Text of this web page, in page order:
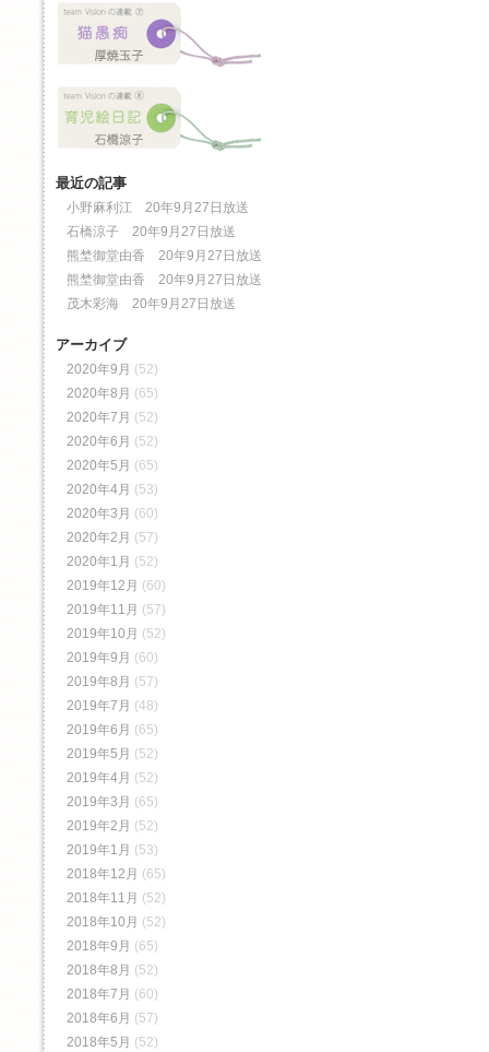
最近の記事
小野麻利江 20年9月27日放送
石橋涼子 20年9月27日放送
熊埜御堂由香 20年9月27日放送
熊埜御堂由香 20年9月27日放送
茂木彩海 20年9月27日放送
アーカイブ
2020年9月 (52)
2020年8月 (65)
2020年7月 (52)
2020年6月 (52)
2020年5月 (65)
2020年4月 (53)
2020年3月 (60)
2020年2月 (57)
2020年1月 (52)
2019年12月 (60)
2019年11月 (57)
2019年10月 (52)
2019年9月 (60)
2019年8月 (57)
2019年7月 (48)
2019年6月 (65)
2019年5月 (52)
2019年4月 (52)
2019年3月 (65)
2019年2月 (52)
2019年1月 (53)
2018年12月 (65)
2018年11月 (52)
2018年10月 (52)
2018年9月 (65)
2018年8月 (52)
2018年7月 (60)
2018年6月 (57)
2018年5月 (52)